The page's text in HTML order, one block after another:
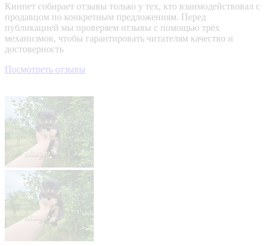
Кинпет собирает отзывы только у тех, кто взаимодействовал с
продавцом по конкретным предложениям. Перед
публикацией мы проверяем отзывы с помощью трёх
механизмов, чтобы гарантировать читателям качество и
достоверность
Посмотреть отзывы